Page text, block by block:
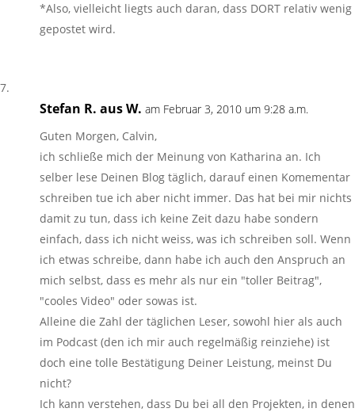
*Also, vielleicht liegts auch daran, dass DORT relativ wenig
gepostet wird.
Stefan R. aus W. am Februar 3, 2010 um 9:28 a.m.
Guten Morgen, Calvin,
ich schließe mich der Meinung von Katharina an. Ich
selber lese Deinen Blog täglich, darauf einen Komementar
schreiben tue ich aber nicht immer. Das hat bei mir nichts
damit zu tun, dass ich keine Zeit dazu habe sondern
einfach, dass ich nicht weiss, was ich schreiben soll. Wenn
ich etwas schreibe, dann habe ich auch den Anspruch an
mich selbst, dass es mehr als nur ein "toller Beitrag",
"cooles Video" oder sowas ist.
Alleine die Zahl der täglichen Leser, sowohl hier als auch
im Podcast (den ich mir auch regelmäßig reinziehe) ist
doch eine tolle Bestätigung Deiner Leistung, meinst Du
nicht?
Ich kann verstehen, dass Du bei all den Projekten, in denen